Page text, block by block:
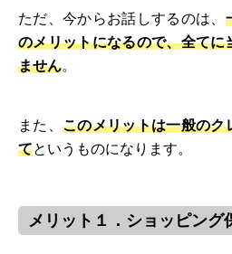
ただ、今からお話しするのは、
のメリットになるので、全てに
ません。
また、 このメリットは一般のク
てというものになります。
メリット１．ショッピング